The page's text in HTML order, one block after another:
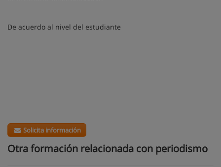
De acuerdo al nivel del estudiante
Solicita información
Otra formación relacionada con periodismo